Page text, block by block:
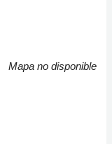
Mapa no disponible